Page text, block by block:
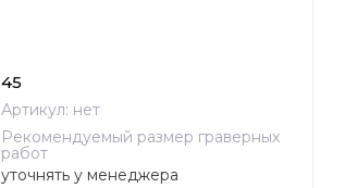
45
Артикул: нет
Рекомендуемый размер граверных
работ
уточнять у менеджера